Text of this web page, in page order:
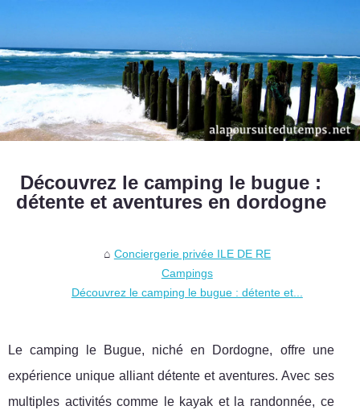
Découvrez le camping le bugue :
détente et aventures en dordogne
Conciergerie privée ILE DE RE
Campings
Découvrez le camping le bugue : détente et...
Le camping le Bugue, niché en Dordogne, offre une
expérience unique alliant détente et aventures. Avec ses
multiples activités comme le kayak et la randonnée, ce